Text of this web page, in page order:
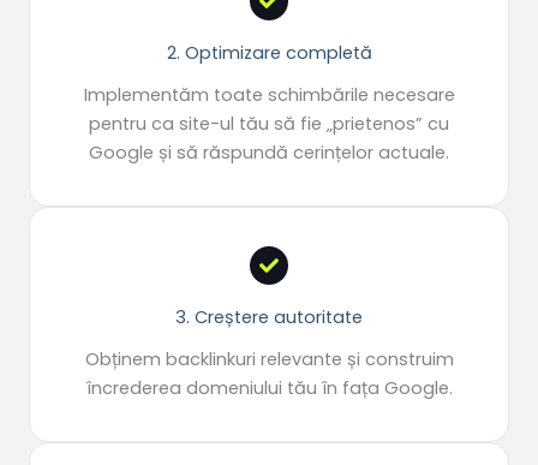
2. Optimizare completă
Implementăm toate schimbările necesare
pentru ca site-ul tău să fie „prietenos” cu
Google și să răspundă cerințelor actuale.
3. Creștere autoritate
Obținem backlinkuri relevante și construim
încrederea domeniului tău în fața Google.